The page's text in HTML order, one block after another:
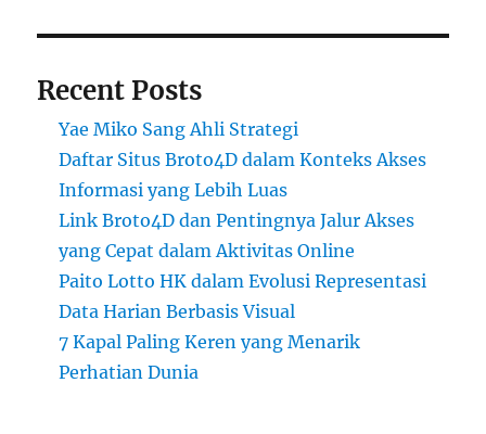
Recent Posts
Yae Miko Sang Ahli Strategi
Daftar Situs Broto4D dalam Konteks Akses
Informasi yang Lebih Luas
Link Broto4D dan Pentingnya Jalur Akses
yang Cepat dalam Aktivitas Online
Paito Lotto HK dalam Evolusi Representasi
Data Harian Berbasis Visual
7 Kapal Paling Keren yang Menarik
Perhatian Dunia